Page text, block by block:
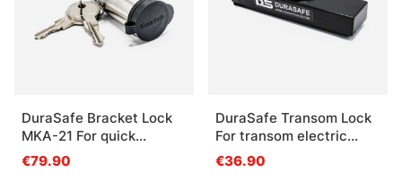
DuraSafe Bracket Lock
MKA-21 For quick
release bracket
Minnkota MKA-29
€79.90
DuraSafe Transom Lock
For transom electric
outboard
€36.90